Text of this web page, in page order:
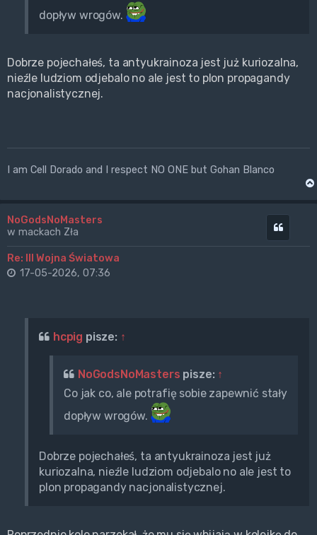
dopływ wrogów.
Dobrze pojechałeś, ta antyukrainoza jest już kuriozalna,
nieźle ludziom odjebalo no ale jest to plon propagandy
nacjonalistycznej.
I am Cell Dorado and I respect NO ONE but Gohan Blanco
NoGodsNoMasters
w mackach Zła
Re: III Wojna Światowa
17-05-2026, 07:36
hcpig pisze: ↑
NoGodsNoMasters pisze: ↑
Co jak co, ale potrafię sobie zapewnić stały
dopływ wrogów.
Dobrze pojechałeś, ta antyukrainoza jest już
kuriozalna, nieźle ludziom odjebalo no ale jest to
plon propagandy nacjonalistycznej.